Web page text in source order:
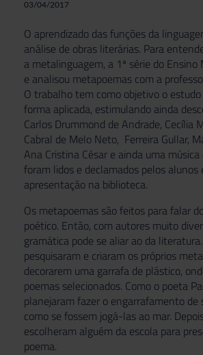
03/04/2017
O aprendizado das funções da
análise de obras literárias. Para
a metalinguagem, a 1ª série do Ensino
e analisou metapoemas com a
O trabalho tem como objetivo o
forma aplicada, estimulando ainda
Carlos Drummond de Andrade, Cecília
Cabral de Melo Neto, Ferreira Gullar,
Ana Cristina César e ainda uma
foram lidos e declamados pelos alunos
apresentação na biblioteca.
Os metapoemas são feitos para falar
poético. Então, com autores muito
gramática pode se aliar ao da
pesquisaram e criaram os próprios
decorarem uma garrafa de plástico,
poemas selecionados. Como o poeta
planejaram fazer o engarrafamento de
como se fossem jogá-las ao mar.
escolheram alguém da escola para
poema.